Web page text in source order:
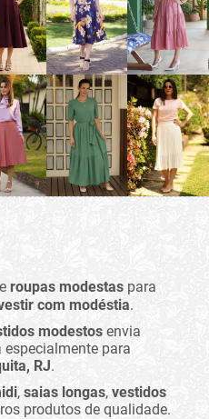
roupas modestas para
com modéstia.
modestos envia
especialmente para
RJ.
, saias longas, vestidos
produtos de qualidade.